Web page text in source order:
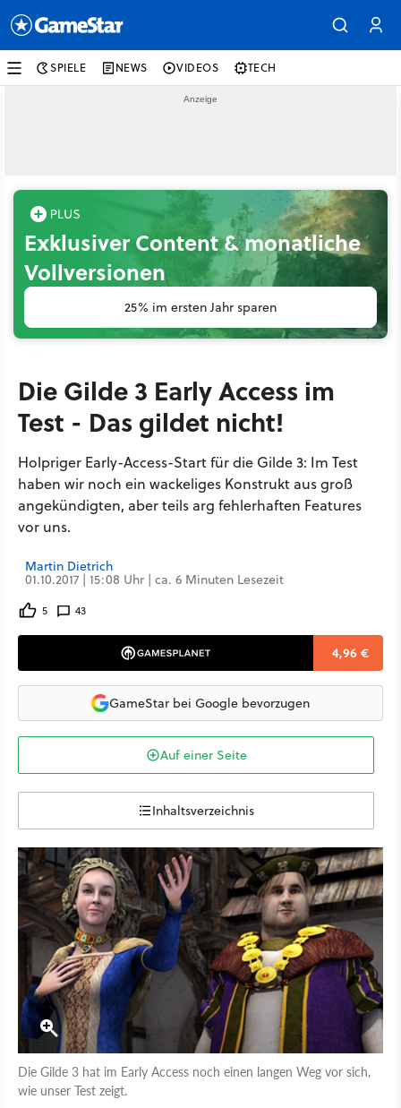
SPIELE NEWS VIDEOS TECH
Exklusiver Content & monatliche
Vollversionen
25% im ersten Jahr sparen
Die Gilde 3 Early Access im
Test - Das gildet nicht!
Holpriger Early-Access-Start für die Gilde 3: Im Test
haben wir noch ein wackeliges Konstrukt aus groß
angekündigten, aber teils arg fehlerhaften Features
vor uns.
Martin Dietrich
01.10.2017 | 15:08 Uhr | ca. 6 Minuten Lesezeit
5 43
4,96 €
GameStar bei Google bevorzugen
Auf einer Seite
Inhaltsverzeichnis
Die Gilde 3 hat im Early Access noch einen langen Weg vor sich,
wie unser Test zeigt.